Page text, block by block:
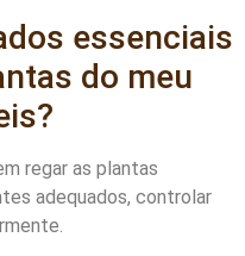
essenciais
do meu
regar as plantas
adequados, controlar